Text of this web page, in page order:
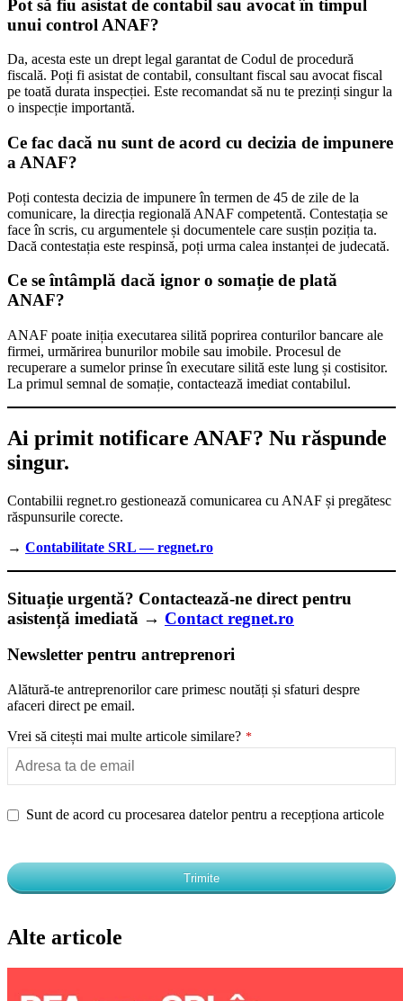
Pot să fiu asistat de contabil sau avocat în timpul
unui control ANAF?
Da, acesta este un drept legal garantat de Codul de procedură
fiscală. Poți fi asistat de contabil, consultant fiscal sau avocat fiscal
pe toată durata inspecției. Este recomandat să nu te prezinți singur la
o inspecție importantă.
Ce fac dacă nu sunt de acord cu decizia de impunere
a ANAF?
Poți contesta decizia de impunere în termen de 45 de zile de la
comunicare, la direcția regională ANAF competentă. Contestația se
face în scris, cu argumentele și documentele care susțin poziția ta.
Dacă contestația este respinsă, poți urma calea instanței de judecată.
Ce se întâmplă dacă ignor o somație de plată
ANAF?
ANAF poate iniția executarea silită poprirea conturilor bancare ale
firmei, urmărirea bunurilor mobile sau imobile. Procesul de
recuperare a sumelor prinse în executare silită este lung și costisitor.
La primul semnal de somație, contactează imediat contabilul.
Ai primit notificare ANAF? Nu răspunde
singur.
Contabilii regnet.ro gestionează comunicarea cu ANAF și pregătesc
răspunsurile corecte.
→ Contabilitate SRL — regnet.ro
Situație urgentă? Contactează-ne direct pentru
asistență imediată → Contact regnet.ro
Newsletter pentru antreprenori
Alătură-te antreprenorilor care primesc noutăți și sfaturi despre
afaceri direct pe email.
Business
Email *
Vrei să citești mai multe articole similare? *
Sunt de acord cu procesarea datelor pentru a recepționa articole
Trimite
Alte articole